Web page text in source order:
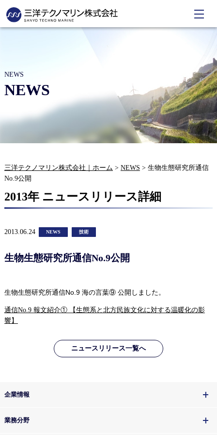
NEWS
NEWS
三洋テクノマリン株式会社｜ホーム > NEWS > 生物生態研究所通信
No.9公開
2013年 ニュースリリース詳細
2013.06.24 NEWS 技術
生物生態研究所通信No.9公開
生物生態研究所通信No.9 海の言葉⑨ 公開しました。
通信No.9 報文紹介① 【生態系と北方民族文化に対する温暖化の影
響】
ニュースリリース一覧へ
企業情報
業務分野